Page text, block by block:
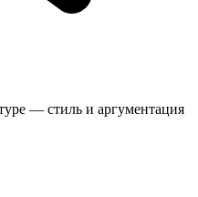
— стиль и аргументация